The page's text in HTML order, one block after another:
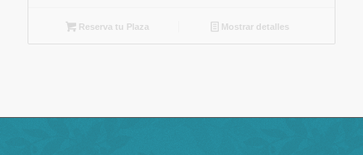
Reserva tu Plaza Mostrar detalles